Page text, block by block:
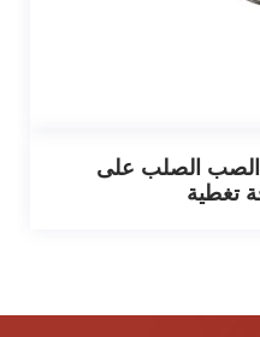
الصب الصلب على
تغطية